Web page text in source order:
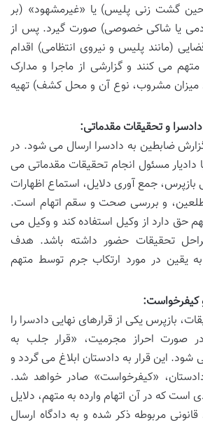
گشت زنی پلیس) یا «غیرمشهود» (بر
یا شاکی خصوصی) صورت گیرد. پس از
(مانند پلیس و نیروی انتظامی) اقدام
می کنند و گزارشی از ماجرا و مدارک
مشروب، نوع آن و محل کشف) تهیه
و تحقیقات مقدماتی:
ضابطین به دادسرا ارسال می شود. در
دادیار مسئول انجام تحقیقات مقدماتی می
جمع آوری دلایل، استماع اظهارات
و بررسی صحت و سقم اتهام است.
حق دارد از وکیل استفاده کند و وکیل می
تحقیقات حضور داشته باشد. هدف
یقین در مورد ارتکاب جرم توسط متهم
کیفرخواست:
بازپرس یکی از قرارهای نهایی دادسرا را
صورت احراز مجرمیت، «قرار جلب به
این قرار به دادستان ابلاغ می گردد و
«کیفرخواست» صادر خواهد شد.
که در آن اتهام وارده به متهم، دلایل
مربوطه ذکر شده و به دادگاه ارسال